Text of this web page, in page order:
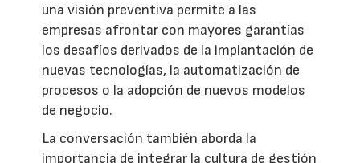
una visión preventiva permite a las
empresas afrontar con mayores garantías
los desafíos derivados de la implantación de
nuevas tecnologías, la automatización de
procesos o la adopción de nuevos modelos
de negocio.
La conversación también aborda la
importancia de integrar la cultura de gestión